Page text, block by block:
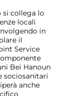
si collega lo
locali
in
il
Service
Bei Hanoun
sociosanitari
anche